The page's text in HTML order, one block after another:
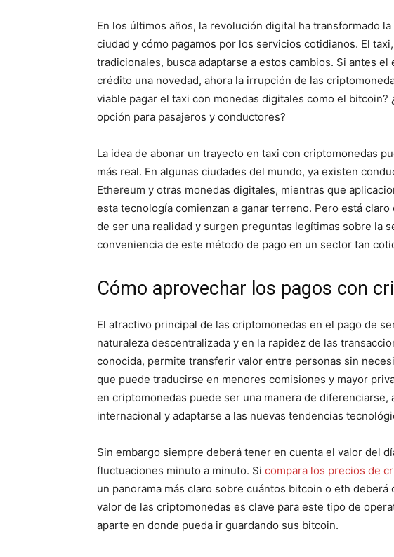
En los últimos años, la revolución digital ha transformado
ciudad y cómo pagamos por los servicios cotidianos. El
tradicionales, busca adaptarse a estos cambios. Si antes
crédito una novedad, ahora la irrupción de las
viable pagar el taxi con monedas digitales como el bitcoin?
opción para pasajeros y conductores?
La idea de abonar un trayecto en taxi con criptomonedas
más real. En algunas ciudades del mundo, ya existen
Ethereum y otras monedas digitales, mientras que
esta tecnología comienzan a ganar terreno. Pero está
de ser una realidad y surgen preguntas legítimas sobre la
conveniencia de este método de pago en un sector tan
Cómo aprovechar los pagos con
El atractivo principal de las criptomonedas en el pago de
naturaleza descentralizada y en la rapidez de las
conocida, permite transferir valor entre personas sin
que puede traducirse en menores comisiones y mayor
en criptomonedas puede ser una manera de diferenciarse,
internacional y adaptarse a las nuevas tendencias
Sin embargo siempre deberá tener en cuenta el valor del
fluctuaciones minuto a minuto. Si compara los precios de
un panorama más claro sobre cuántos bitcoin o eth deberá
valor de las criptomonedas es clave para este tipo de
aparte en donde pueda ir guardando sus bitcoin.